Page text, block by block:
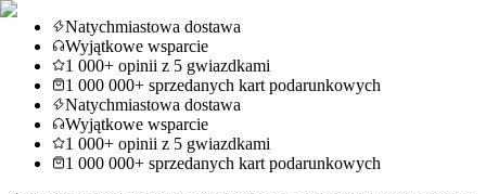
Natychmiastowa dostawa
Wyjątkowe wsparcie
1 000+ opinii z 5 gwiazdkami
1 000 000+ sprzedanych kart podarunkowych
Natychmiastowa dostawa
Wyjątkowe wsparcie
1 000+ opinii z 5 gwiazdkami
1 000 000+ sprzedanych kart podarunkowych